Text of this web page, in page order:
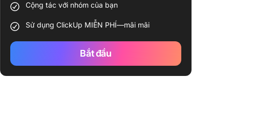
Cộng tác với nhóm của bạn
Sử dụng ClickUp MIỄN PHÍ—mãi mãi
Bắt đầu